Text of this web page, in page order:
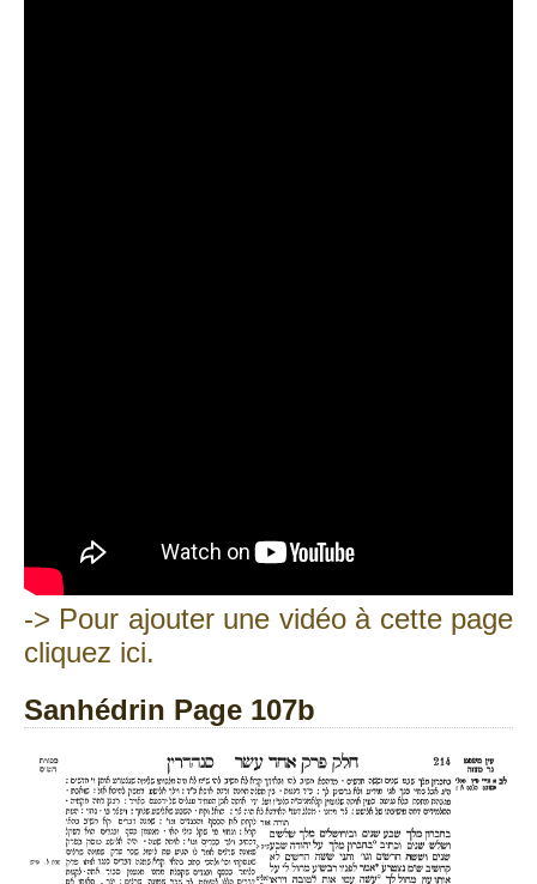
-> Pour ajouter une vidéo à cette page
cliquez ici.
Sanhédrin Page 107b